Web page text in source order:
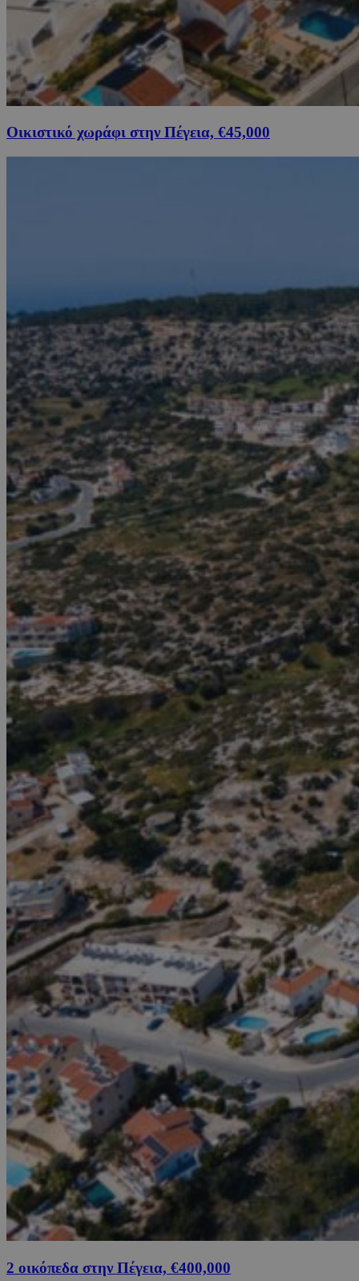
Οικιστικό χωράφι στην Πέγεια, €45,000
2 οικόπεδα στην Πέγεια, €400,000